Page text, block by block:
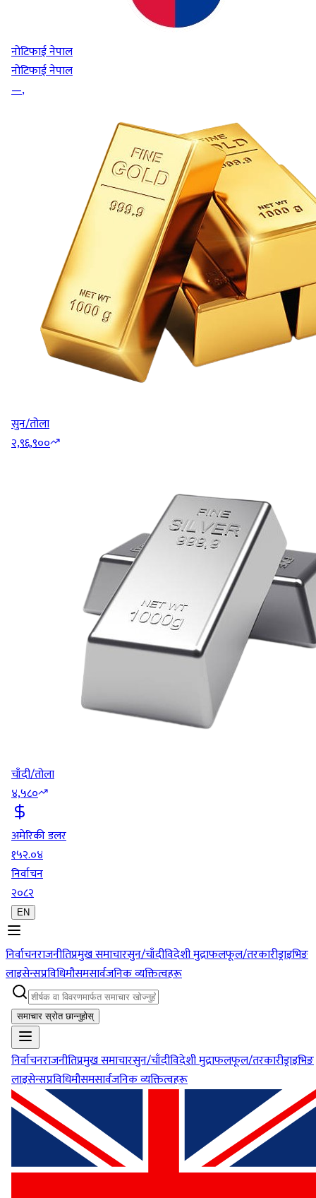
नोटिफाई नेपाल
नोटिफाई नेपाल
—,
सुन/तोला
२,९६,९००
चाँदी/तोला
४,५८०
अमेरिकी डलर
१५२.०४
निर्वाचन
२०८२
EN
निर्वाचनराजनीतिप्रमुख समाचारसुन/चाँदीविदेशी मुद्राफलफूल/तरकारीड्राइभिङ
लाइसेन्सप्रविधिमौसमसार्वजनिक व्यक्तित्वहरू
समाचार स्रोत छान्नुहोस्
निर्वाचनराजनीतिप्रमुख समाचारसुन/चाँदीविदेशी मुद्राफलफूल/तरकारीड्राइभिङ
लाइसेन्सप्रविधिमौसमसार्वजनिक व्यक्तित्वहरू